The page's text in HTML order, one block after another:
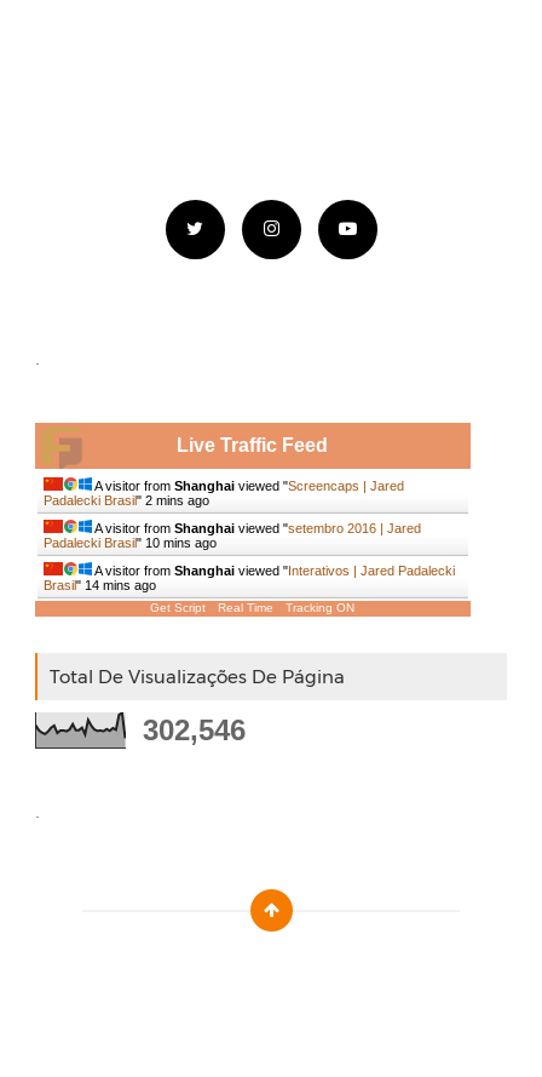
.
Live Traffic Feed
A visitor from Shanghaiviewed "Screencaps | Jared
Padalecki Brasil" 2 mins ago
A visitor from Shanghaiviewed "setembro 2016 | Jared
Padalecki Brasil" 10 mins ago
A visitor from Shanghaiviewed "Interativos | Jared Padalecki
Brasil" 14 mins ago
Get Script Real Time Tracking ON
Total De Visualizações De Página
302,546
.